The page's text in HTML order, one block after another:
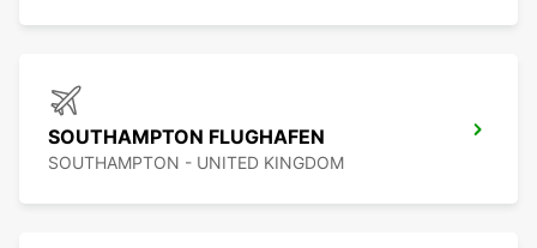
SOUTHAMPTON FLUGHAFEN
SOUTHAMPTON - UNITED KINGDOM